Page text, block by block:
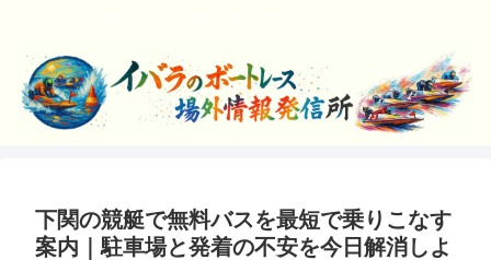
下関の競艇で無料バスを最短で乗りこなす
案内｜駐車場と発着の不安を今日解消しよ